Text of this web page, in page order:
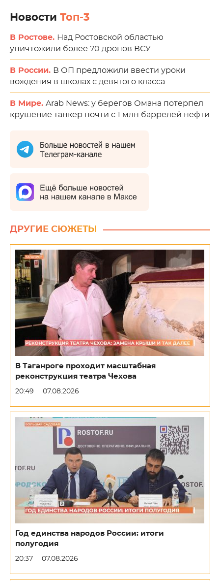
Новости Топ-3
В Ростове. Над Ростовской областью
уничтожили более 70 дронов ВСУ
В России. В ОП предложили ввести уроки
вождения в школах с девятого класса
В Мире. Arab News: у берегов Омана потерпел
крушение танкер почти с 1 млн баррелей нефти
ДРУГИЕ СЮЖЕТЫ
В Таганроге проходит масштабная
реконструкция театра Чехова
20:49 07.08.2026
Год единства народов России: итоги
полугодия
20:37 07.08.2026